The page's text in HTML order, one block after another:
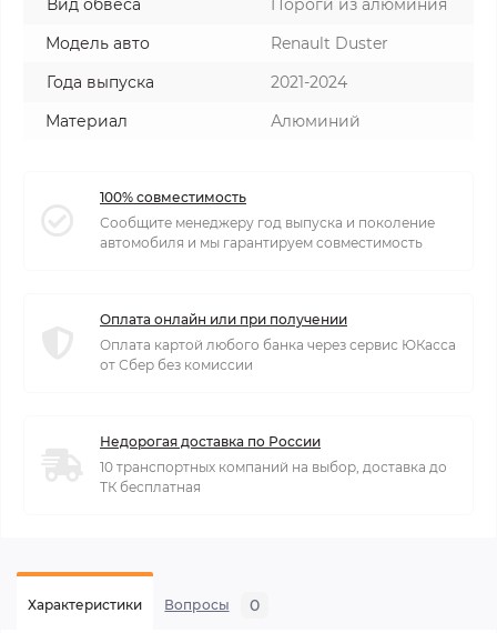
Модель авто
Renault Duster
Года выпуска
2021-2024
Материал
Алюминий
100% совместимость
Сообщите менеджеру год выпуска и поколение
автомобиля и мы гарантируем совместимость
Оплата онлайн или при получении
Оплата картой любого банка через сервис ЮКасса
от Сбер без комиссии
Недорогая доставка по России
10 транспортных компаний на выбор, доставка до
ТК бесплатная
Характеристики Вопросы 0